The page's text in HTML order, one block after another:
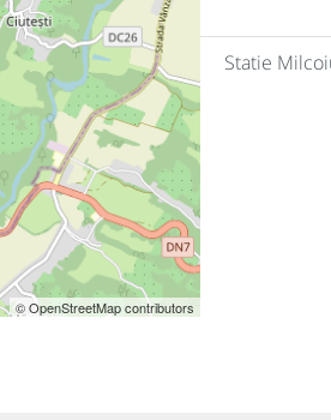
© OpenStreetMap contributors
Statie